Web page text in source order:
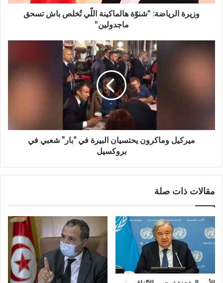
وزيرة الرياضة: ''شنوّة هالماكينة اللّي تُخلص باش تسحق
ماجدولين''
ميركيل وماكرون يحتسيان البيرة في “بار” شعبي في
بروكسيل‎
مقالات ذات صلة